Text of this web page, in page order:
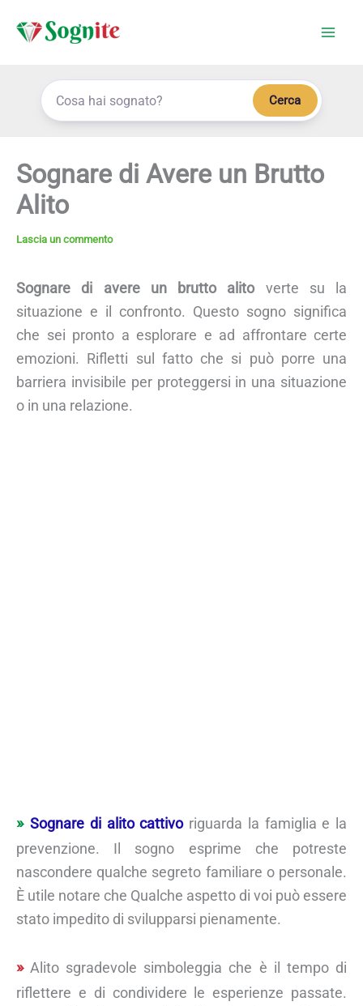
Cerca
Sognare di Avere un Brutto
Alito
Lascia un commento
Sognare di avere un brutto alitoverte su la
situazione e il confronto. Questo sogno significa
che sei pronto a esplorare e ad affrontare certe
emozioni. Rifletti sul fatto che si può porre una
barriera invisibile per proteggersi in una situazione
o in una relazione.
Sognare di alito cattivoriguarda la famiglia e la
prevenzione. Il sogno esprime che potreste
nascondere qualche segreto familiare o personale.
È utile notare che Qualche aspetto di voi può essere
stato impedito di svilupparsi pienamente.
Alito sgradevole simboleggia che è il tempo di
riflettere e di condividere le esperienze passate.